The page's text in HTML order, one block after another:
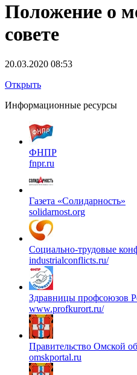
Положение о
совете
20.03.2020 08:53
Открыть
Информационные ресурсы
ФНПР
fnpr.ru
Газета «Солидарность»
solidarnost.org
Социально-трудовые
industrialconflicts.ru/
Здравницы профсоюзов
www.profkurort.ru/
Правительство Омской
omskportal.ru